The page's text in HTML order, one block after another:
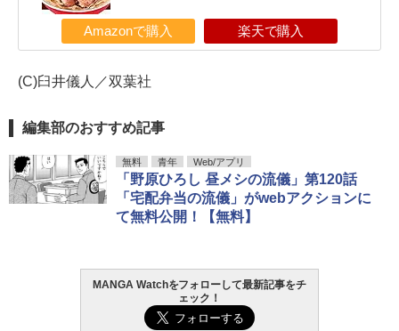
Amazonで購入 楽天で購入
(C)臼井儀人／双葉社
編集部のおすすめ記事
無料 青年 Web/アプリ
「野原ひろし 昼メシの流儀」第120話
「宅配弁当の流儀」がwebアクションに
て無料公開！【無料】
MANGA Watchをフォローして最新記事をチ
ェック！